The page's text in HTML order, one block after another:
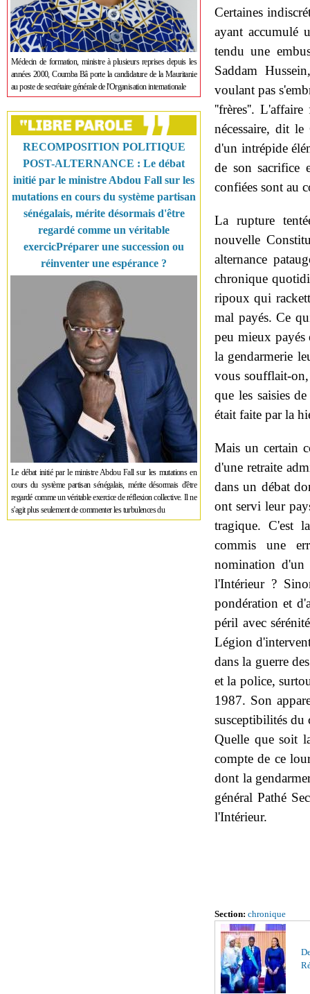
Médecin de formation, ministre à plusieurs reprises depuis les
années 2000, Coumba Bâ porte la candidature de la Mauritanie
au poste de secrétaire générale de l'Organisation internationale
RECOMPOSITION POLITIQUE
POST-ALTERNANCE : Le débat
initié par le ministre Abdou Fall sur les
mutations en cours du système partisan
sénégalais, mérite désormais d'être
regardé comme un véritable
exercicPréparer une succession ou
réinventer une espérance ?
Le débat initié par le ministre Abdou Fall sur les mutations en
cours du système partisan sénégalais, mérite désormais d'être
regardé comme un véritable exercice de réflexion collective. Il ne
s'agit plus seulement de commenter les turbulences du
Certaines
ayant accumulé
tendu une
Saddam
voulant pas
''frères''.
nécessaire, dit
d'un intrépide
de son sacrifice
confiées sont au
La rupture
nouvelle
alternance
chronique
ripoux qui
mal payés. Ce
peu mieux payés
la gendarmerie
vous soufflait-
que les saisies
était faite par la
Mais un certain
d'une retraite
dans un débat
ont servi leur
tragique. C'est
commis une
nomination
l'Intérieur ?
pondération et
péril avec
Légion
dans la guerre
et la police,
1987. Son
susceptibilités
Quelle que soit
compte de ce
dont la
général Pathé
l'Intérieur.
Section: chronique